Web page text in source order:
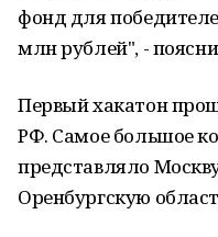
фонд для
млн рублей", -
Первый хакатон
РФ. Самое большое
представляло
Оренбургскую